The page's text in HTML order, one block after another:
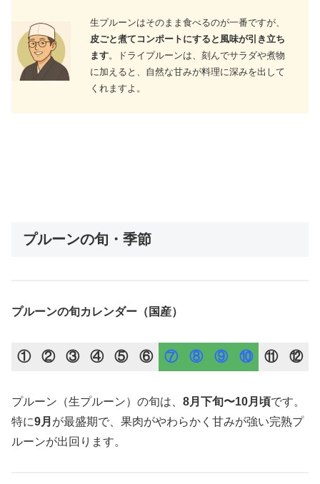
生プルーンはそのまま食べるのが一番ですが、
皮ごと煮てコンポートにすると風味が引き立ち
ます。ドライプルーンは、刻んでサラダや煮物
に加えると、自然な甘みが料理に深みを出して
くれますよ。
プルーンの旬・季節
プルーンの旬カレンダー（国産）
① ② ③ ④ ⑤ ⑥ ⑦ ⑧ ⑨ ⑩ ⑪ ⑫
プルーン（生プルーン）の旬は、 8月下旬〜10月頃です。
特に9月 が最盛期で、果肉がやわらかく甘みが強い完熟プ
ルーンが出回ります。